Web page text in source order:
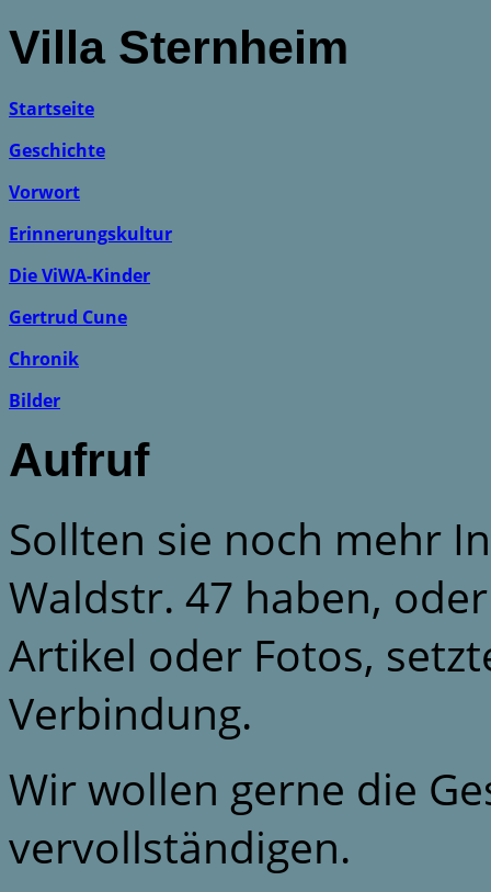
Villa Sternheim
Startseite
Geschichte
Vorwort
Erinnerungskultur
Die ViWA-Kinder
Gertrud Cune
Chronik
Bilder
Aufruf
Sollten sie noch mehr
Waldstr. 47 haben,
Artikel oder Fotos,
Verbindung.
Wir wollen gerne die
vervollständigen.